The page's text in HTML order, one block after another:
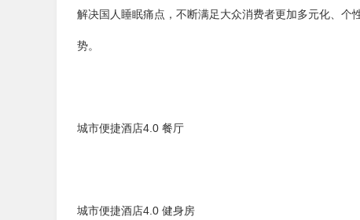
解决国人睡眠痛点，不断满足大众消费者更加多元化、个
势。
城市便捷酒店4.0 餐厅
城市便捷酒店4.0 健身房